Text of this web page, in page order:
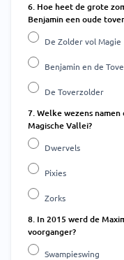
6. Hoe heet de grote
Benjamin een oude
De Zolder vol Magie
Benjamin en de
De Toverzolder
7. Welke wezens
Magische Vallei?
Dwervels
Pixies
Zorks
8. In 2015 werd de
voorganger?
Swampieswing